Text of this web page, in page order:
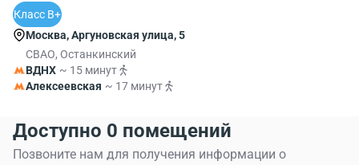
Класс B+
Москва, Аргуновская улица, 5
СВАО, Останкинский
ВДНХ ~ 15 минут
Алексеевская ~ 17 минут
Доступно 0 помещений
Позвоните нам для получения информации о